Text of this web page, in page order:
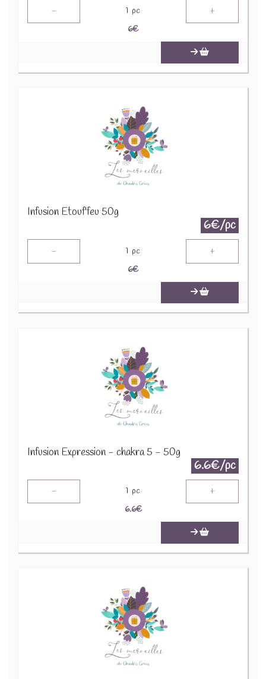
- 1 pc +
6€
Infusion Etouf'feu 50g
6€/pc
- 1 pc +
6€
Infusion Expression - chakra 5 - 50g
6.6€/pc
- 1 pc +
6.6€